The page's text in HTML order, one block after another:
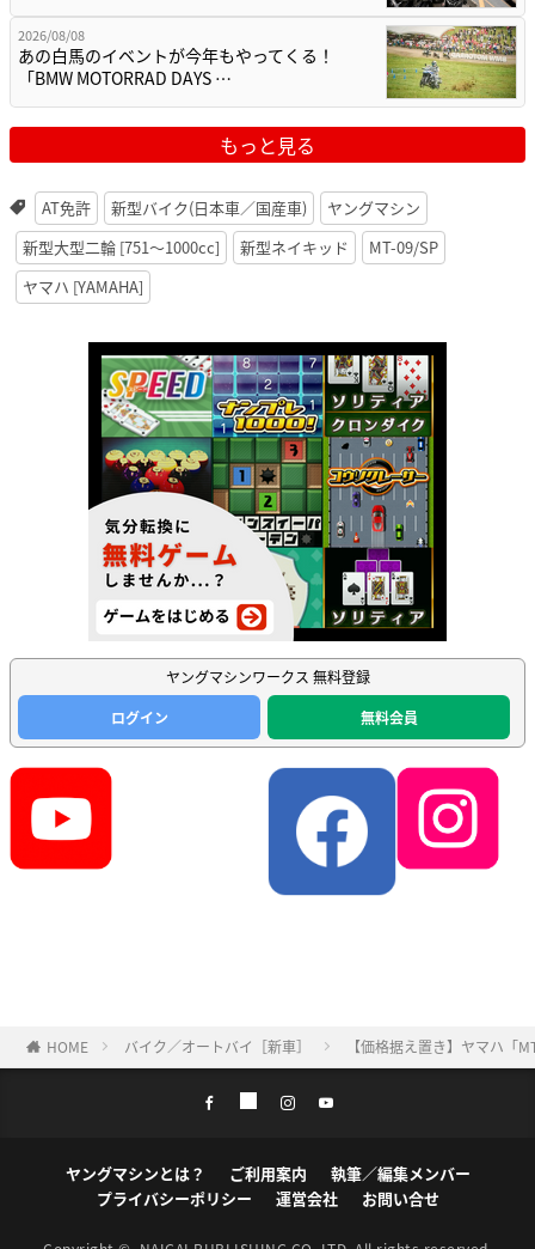
2026/08/08
あの白馬のイベントが今年もやってくる！
「BMW MOTORRAD DAYS …
もっと見る
AT免許 新型バイク(日本車／国産車)
ヤングマシン
新型大型二輪 [751〜1000cc]
新型ネイキッド
MT-09/SP
ヤマハ [YAMAHA]
ヤングマシンワークス 無料登録
ログイン
無料会員
HOME バイク／オートバイ［新車］ 【価格据え置き】ヤマハ「
ヤングマシンとは？ ご利用案内
執筆／編集メンバー
プライバシーポリシー
運営会社 お問い合せ